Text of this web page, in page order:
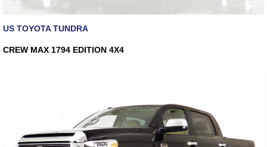
スタッフブログ
電話はこちら
US TOYOTA TUNDRA
CREW MAX 1794 EDITION 4X4